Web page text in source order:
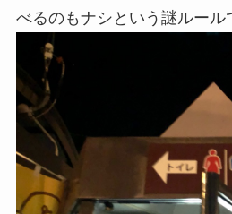
べるのもナシという謎ルール